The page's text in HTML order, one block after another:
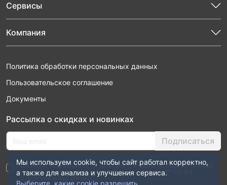
Сервисы
Компания
Политика обработки персональных данных
Пользовательское соглашение
Документы
Рассылка о скидках и новинках
Подписаться
Нажимая “Подписаться”, я даю свое согласие на обработку моих
персональных данных в соответствии с законом №152-ФЗ
“О персональных данных”
Мы используем cookie, чтобы сайт работал корректно,
а также для анализа и улучшения сервиса.
Выберите, какие cookie разрешить